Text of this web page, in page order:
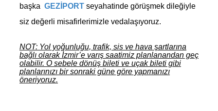
başka GEZİPORT seyahatinde görüşmek dileğiyle
siz değerli misafirlerimizle vedalaşıyoruz.
NOT: Yol yoğunluğu, trafik, sis ve hava şartlarına
bağlı olarak İzmir’e varış saatimiz planlanandan geç
olabilir. O sebele dönüş bileti ve uçak bileti gibi
planlarınızı bir sonraki güne göre yapmanızı
öneriyoruz.